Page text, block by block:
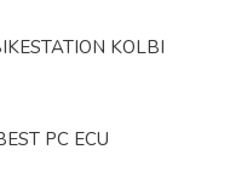
KOLBI
PC ECU